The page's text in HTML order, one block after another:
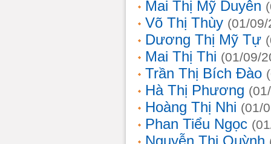
Mai Thị Mỹ Duyên
Võ Thị Thùy (01/
Dương Thị Mỹ Tự
Mai Thị Thi (01/09/
Trần Thị Bích Đào
Hà Thị Phương
Hoàng Thị Nhi (01/
Phan Tiểu Ngọc
Nguyễn Thị Quỳnh